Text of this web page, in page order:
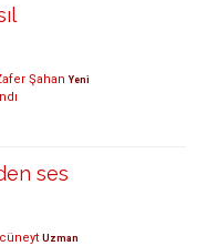
Şahan Yeni
ses
cüneyt Uzman